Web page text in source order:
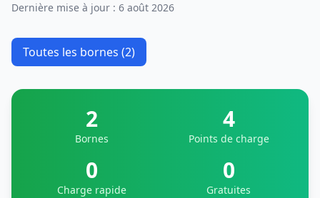
Dernière mise à jour : 6 août 2026
Toutes les bornes (2)
2
Bornes
4
Points de charge
0
Charge rapide
0
Gratuites